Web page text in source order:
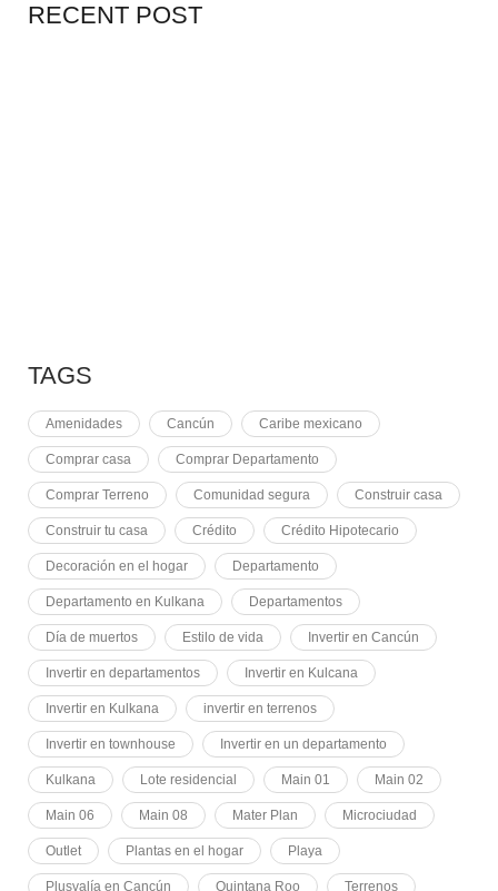
RECENT POST
TAGS
Amenidades Cancún Caribe mexicano
Comprar casa Comprar Departamento
Comprar Terreno Comunidad segura Construir casa
Construir tu casa Crédito Crédito Hipotecario
Decoración en el hogar Departamento
Departamento en Kulkana Departamentos
Día de muertos Estilo de vida Invertir en Cancún
Invertir en departamentos Invertir en Kulcana
Invertir en Kulkana invertir en terrenos
Invertir en townhouse Invertir en un departamento
Kulkana Lote residencial Main 01 Main 02
Main 06 Main 08 Mater Plan Microciudad
Outlet Plantas en el hogar Playa
Plusvalía en Cancún Quintana Roo Terrenos